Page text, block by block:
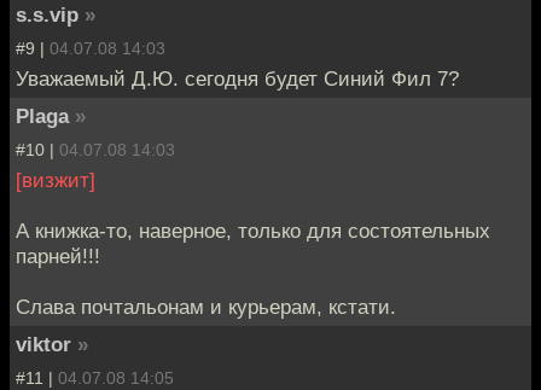
s.s.vip »
#9 | 04.07.08 14:03
Уважаемый Д.Ю. сегодня будет Синий Фил 7?
Plaga »
#10 | 04.07.08 14:03
[визжит]
А книжка-то, наверное, только для состоятельных
парней!!!
Слава почтальонам и курьерам, кстати.
viktor »
#11 | 04.07.08 14:05